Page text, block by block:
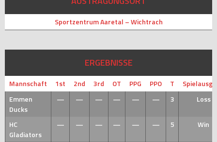
Sportzentrum Aaretal – Wichtrach
ERGEBNISSE
Mannschaft 1st 2nd 3rd OT PPG PPO T
Emmen
Ducks
— — — — — — 3 Loss
HC
Gladiators
— — — — — — 5 Win